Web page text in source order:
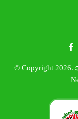
© Copyright